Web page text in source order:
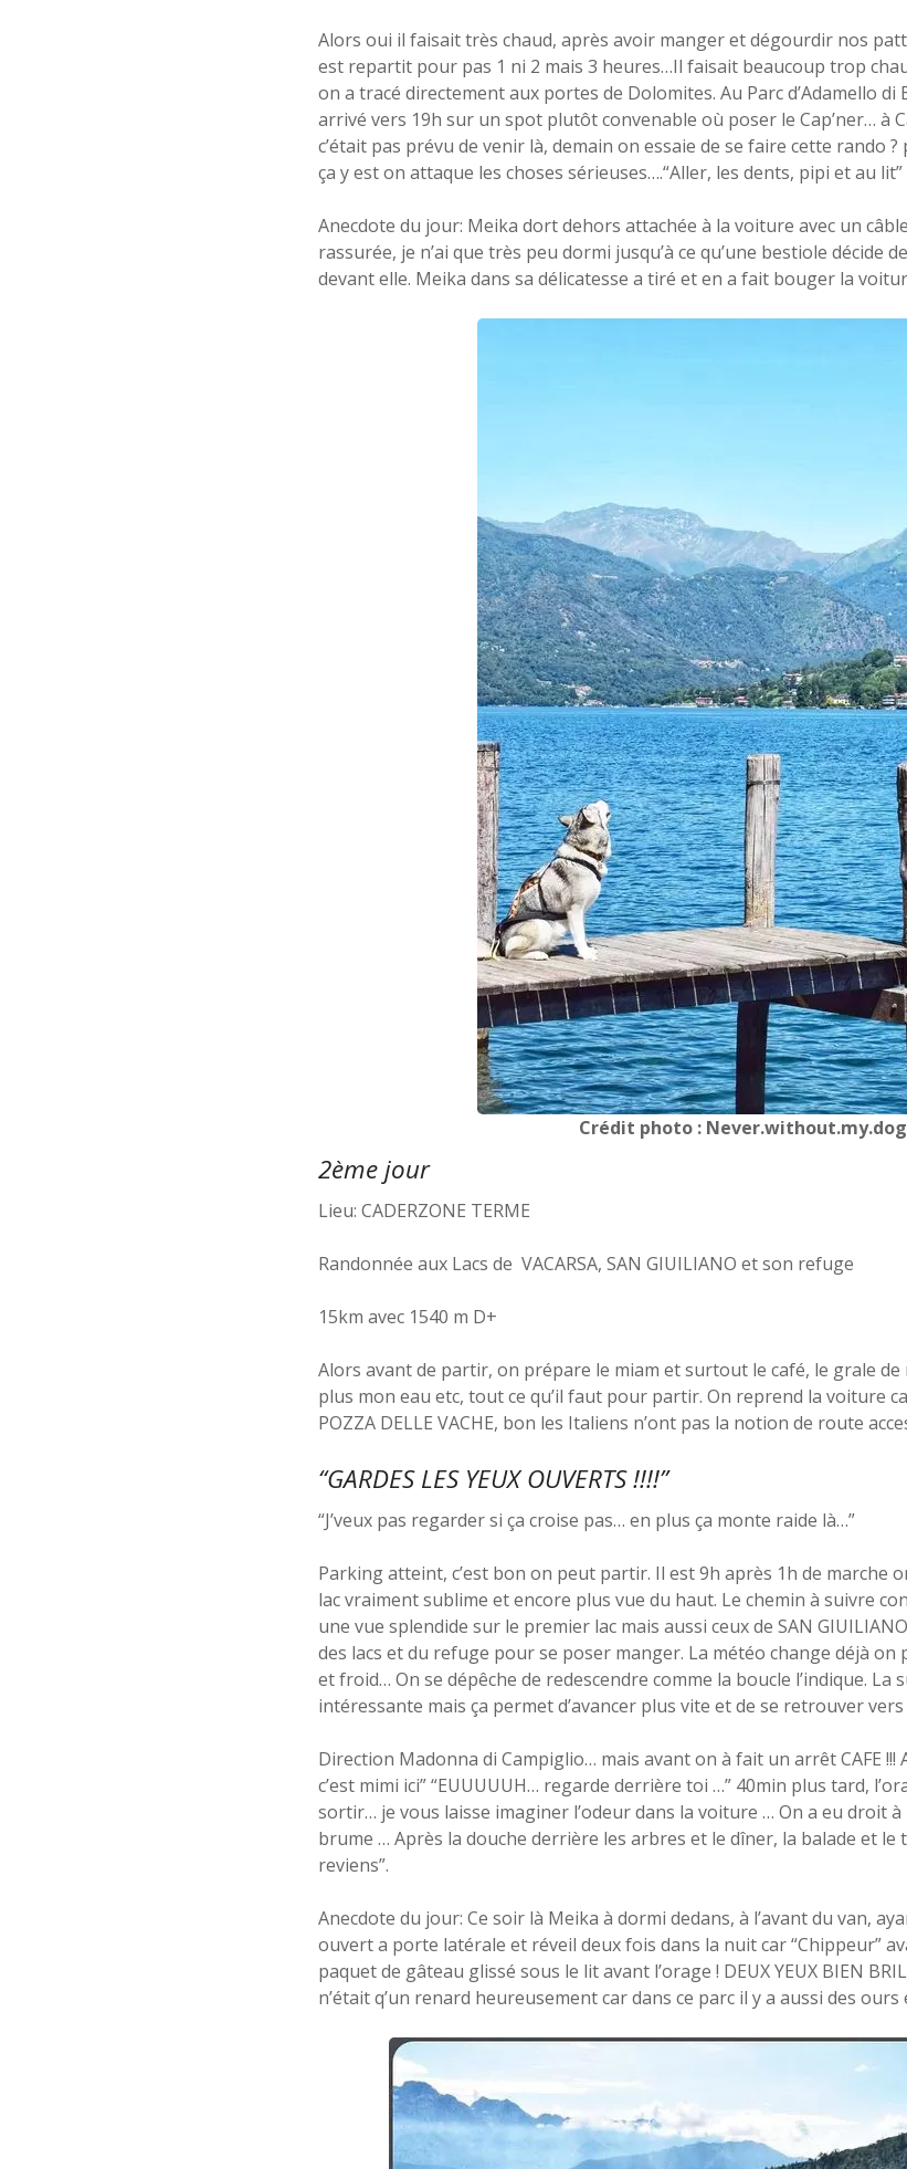
Alors oui il faisait très chaud, après avoir manger et dégourdir nos
est repartit pour pas 1 ni 2 mais 3 heures…Il faisait beaucoup trop
on a tracé directement aux portes de Dolomites. Au Parc d’Adamello di
arrivé vers 19h sur un spot plutôt convenable où poser le Cap’ner… à
c’était pas prévu de venir là, demain on essaie de se faire cette rando ?
ça y est on attaque les choses sérieuses….“Aller, les dents, pipi et au lit”
Anecdote du jour: Meika dort dehors attachée à la voiture avec un
rassurée, je n’ai que très peu dormi jusqu’à ce qu’une bestiole décide
devant elle. Meika dans sa délicatesse a tiré et en a fait bouger la
Crédit photo : Never.without.my.dog
2ème jour
Lieu: CADERZONE TERME
Randonnée aux Lacs de VACARSA, SAN GIUILIANO et son refuge
15km avec 1540 m D+
Alors avant de partir, on prépare le miam et surtout le café, le grale
plus mon eau etc, tout ce qu’il faut pour partir. On reprend la voiture
POZZA DELLE VACHE, bon les Italiens n’ont pas la notion de route
“GARDES LES YEUX OUVERTS !!!!”
“J’veux pas regarder si ça croise pas… en plus ça monte raide là…”
Parking atteint, c’est bon on peut partir. Il est 9h après 1h de marche
lac vraiment sublime et encore plus vue du haut. Le chemin à suivre
une vue splendide sur le premier lac mais aussi ceux de SAN
des lacs et du refuge pour se poser manger. La météo change déjà on
et froid… On se dépêche de redescendre comme la boucle l’indique. La
intéressante mais ça permet d’avancer plus vite et de se retrouver
Direction Madonna di Campiglio… mais avant on à fait un arrêt CAFE !!!
c’est mimi ici” “EUUUUUH… regarde derrière toi …” 40min plus tard,
sortir… je vous laisse imaginer l’odeur dans la voiture … On a eu droit
brume … Après la douche derrière les arbres et le dîner, la balade et le
reviens”.
Anecdote du jour: Ce soir là Meika à dormi dedans, à l’avant du van,
ouvert a porte latérale et réveil deux fois dans la nuit car “Chippeur”
paquet de gâteau glissé sous le lit avant l’orage ! DEUX YEUX BIEN
n’était q’un renard heureusement car dans ce parc il y a aussi des